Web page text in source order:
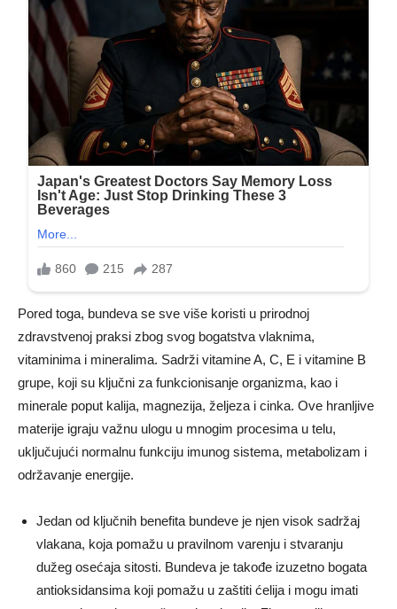
Pored toga, bundeva se sve više koristi u prirodnoj
zdravstvenoj praksi zbog svog bogatstva vlaknima,
vitaminima i mineralima. Sadrži vitamine A, C, E i vitamine B
grupe, koji su ključni za funkcionisanje organizma, kao i
minerale poput kalija, magnezija, željeza i cinka. Ove hranljive
materije igraju važnu ulogu u mnogim procesima u telu,
uključujući normalnu funkciju imunog sistema, metabolizam i
održavanje energije.
Jedan od ključnih benefita bundeve je njen visok sadržaj
vlakana, koja pomažu u pravilnom varenju i stvaranju
dužeg osećaja sitosti. Bundeva je takođe izuzetno bogata
antioksidansima koji pomažu u zaštiti ćelija i mogu imati